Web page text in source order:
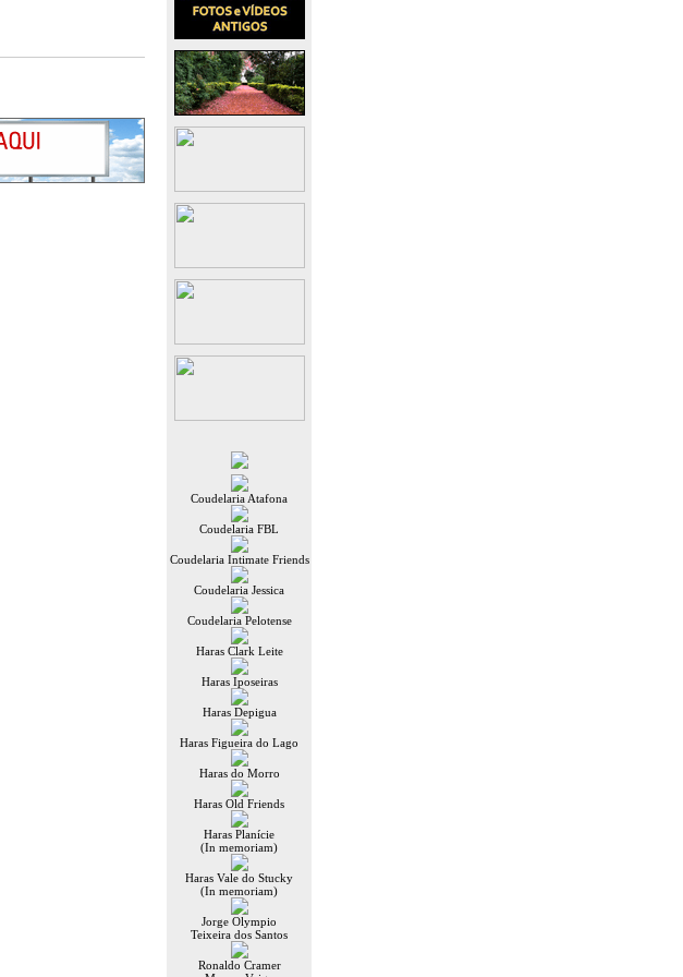
Coudelaria Atafona
Coudelaria FBL
Coudelaria Intimate Friends
Coudelaria Jessica
Coudelaria Pelotense
Haras Clark Leite
Haras Iposeiras
Haras Depigua
Haras Figueira do Lago
Haras do Morro
Haras Old Friends
Haras Planície
(In memoriam)
Haras Vale do Stucky
(In memoriam)
Jorge Olympio
Teixeira dos Santos
Ronaldo Cramer